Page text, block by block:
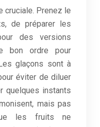
cruciale. Prenez le
de préparer les
des versions
bon ordre pour
glaçons sont à
éviter de diluer
quelques instants
mais pas
les fruits ne